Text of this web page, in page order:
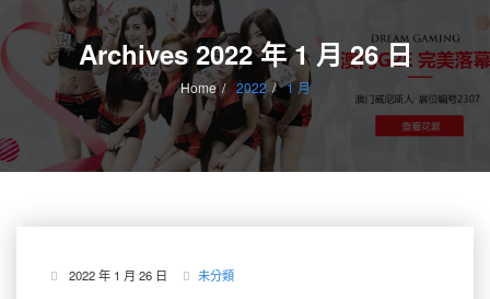
content
Archives 2022 年 1 月 26 日
Home 2022 1 月
2022 年 1 月 26 日 未分類